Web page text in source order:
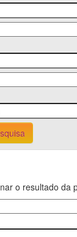
o resultado da